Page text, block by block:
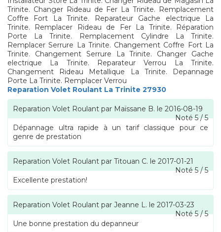
Trinite. Changer Rideau de Fer La Trinite. Remplacement
Coffre Fort La Trinite. Reparateur Gache electrique La
Trinite. Remplacer Rideau de Fer La Trinite. Réparation
Porte La Trinite. Remplacement Cylindre La Trinite.
Remplacer Serrure La Trinite. Changement Coffre Fort La
Trinite. Changement Serrure La Trinite. Changer Gache
electrique La Trinite. Reparateur Verrou La Trinite.
Changement Rideau Metallique La Trinite. Depannage
Porte La Trinite. Remplacer Verrou
Reparation Volet Roulant La Trinite 27930
Reparation Volet Roulant par Maïssane B. le 2016-08-19
Noté5/5
Dépannage ultra rapide à un tarif classique pour ce
genre de prestation
Reparation Volet Roulant par Titouan C. le 2017-01-21
Noté5/5
Excellente prestation!
Reparation Volet Roulant par Jeanne L. le 2017-03-23
Noté5/5
Une bonne prestation du depanneur